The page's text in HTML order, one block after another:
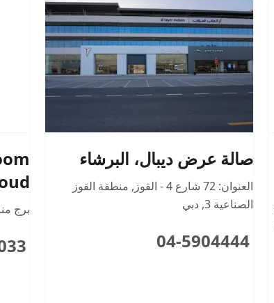
صالة عرض ديبال، البرشاء
العنوان: 72 شارع 4 - القوز , منطقة القوز
الصناعية 3
, دبي
04-5904444
برج